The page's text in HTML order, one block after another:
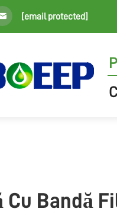
[email protected]
Cu Bandă